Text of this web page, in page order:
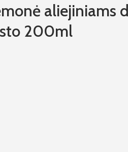
aliejiniams
200ml